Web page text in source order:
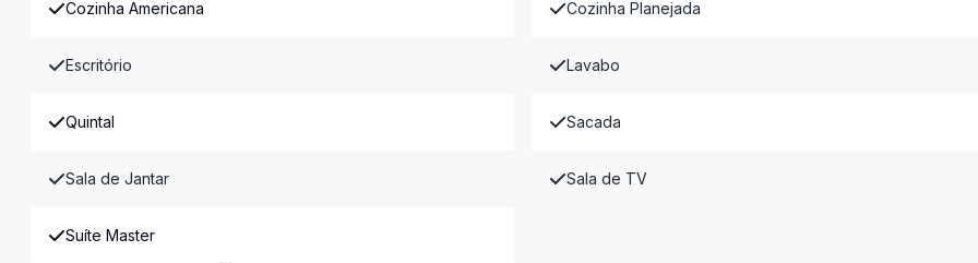
Cozinha Americana Cozinha Planejada
Escritório Lavabo
Quintal Sacada
Sala de Jantar Sala de TV
Suíte Master